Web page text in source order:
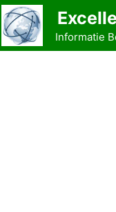
Ga
naar
de
Informatie